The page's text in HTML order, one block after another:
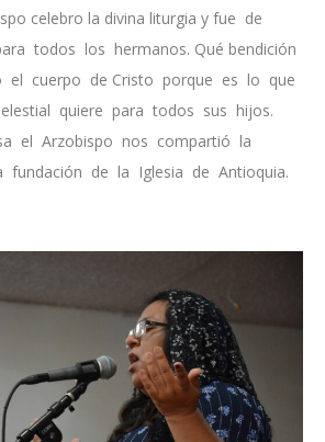
celebro la divina liturgia y fue de
todos los hermanos. Qué bendición
el cuerpo de Cristo porque es lo que
quiere para todos sus hijos.
el Arzobispo nos compartió la
fundación de la Iglesia de Antioquia.